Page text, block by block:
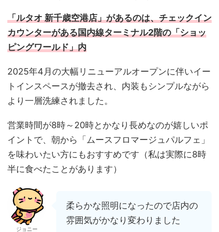
「ルタオ 新千歳空港店」があるのは、チェックイン
カウンターがある国内線ターミナル2階の「ショッ
ピングワールド」内
2025年4月の大幅リニューアルオープンに伴いイー
トインスペースが撤去され、内装もシンプルながら
より一層洗練されました。
営業時間が8時～20時とかなり長めなのが嬉しいポ
イントで、朝から「ムースフロマージュパルフェ」
を味わいたい方にもおすすめです（私は実際に8時
半に食べたことがあります）
ジョニー
柔らかな照明になったので店内の
雰囲気がかなり変わりました